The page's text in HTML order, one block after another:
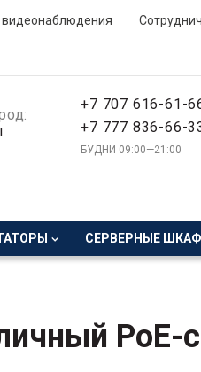
+7 707 616-61-
+7 777 836-66-
БУДНИ 09:00—21:00
СЕРВЕРНЫЕ
PoE-